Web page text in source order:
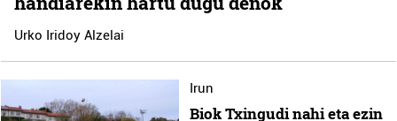
Urko Iridoy Alzelai
Irun
Biok Txingudi nahi eta ezin